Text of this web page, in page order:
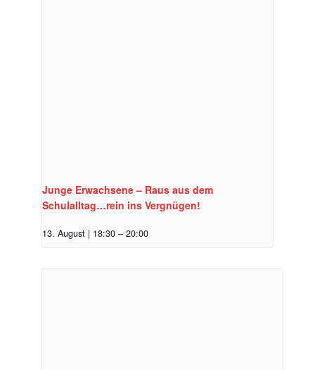
Junge Erwachsene – Raus aus dem
Schulalltag…rein ins Vergnügen!
13. August | 18:30 – 20:00